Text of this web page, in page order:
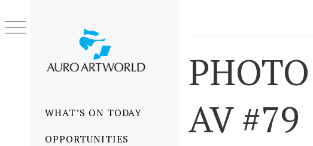
MenuWHAT’S ON TODAY
OPPORTUNITIES
content
AV #79